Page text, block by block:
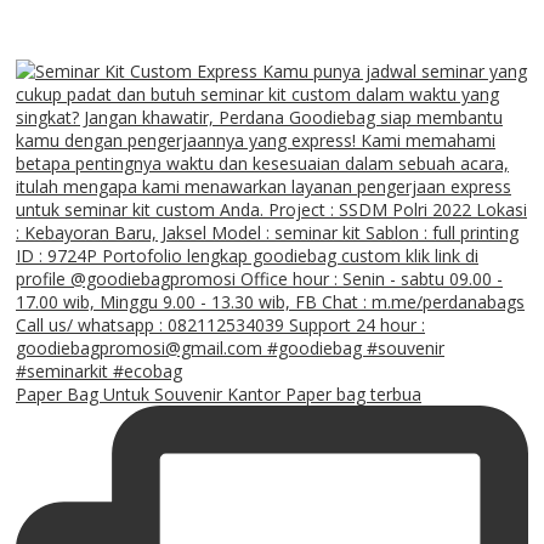
Paper Bag Untuk Souvenir Kantor Paper bag terbua